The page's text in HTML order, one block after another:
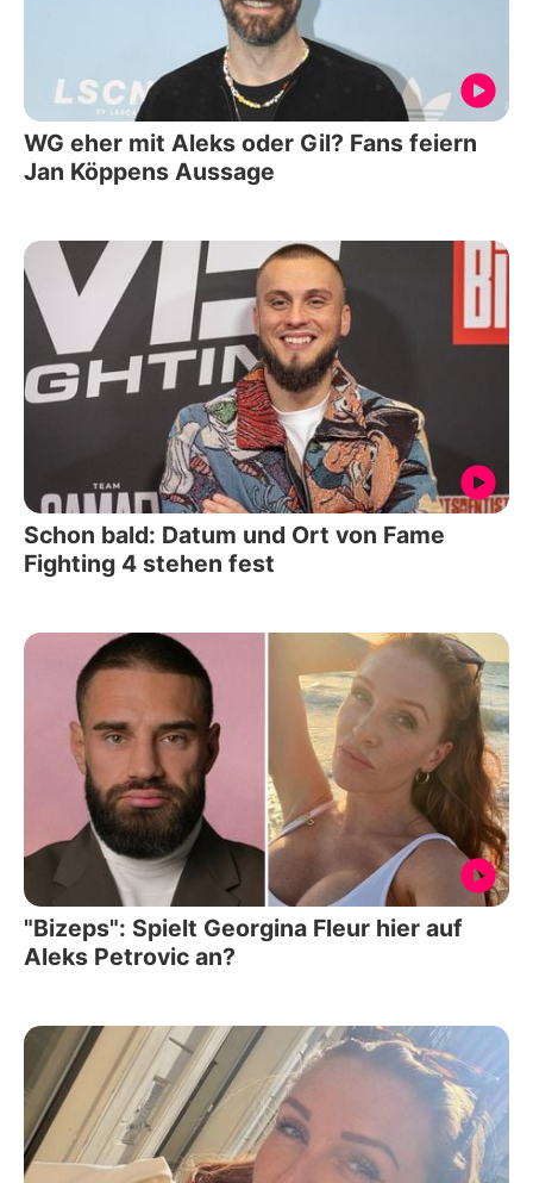
WG eher mit Aleks oder Gil? Fans feiern
Jan Köppens Aussage
Schon bald: Datum und Ort von Fame
Fighting 4 stehen fest
"Bizeps": Spielt Georgina Fleur hier auf
Aleks Petrovic an?